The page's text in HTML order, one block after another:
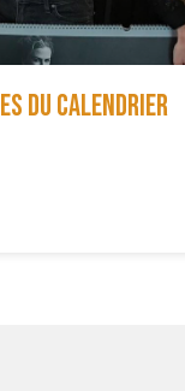
du Calendrier